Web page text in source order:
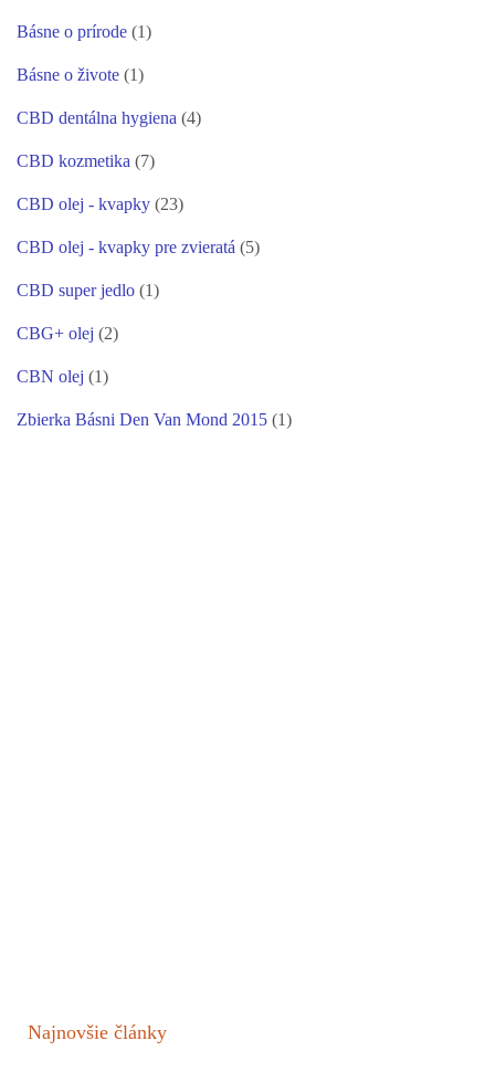
Básne o prírode (1)
Básne o živote (1)
CBD dentálna hygiena (4)
CBD kozmetika (7)
CBD olej - kvapky (23)
CBD olej - kvapky pre zvieratá (5)
CBD super jedlo (1)
CBG+ olej (2)
CBN olej (1)
Zbierka Básni Den Van Mond 2015 (1)
Najnovšie články